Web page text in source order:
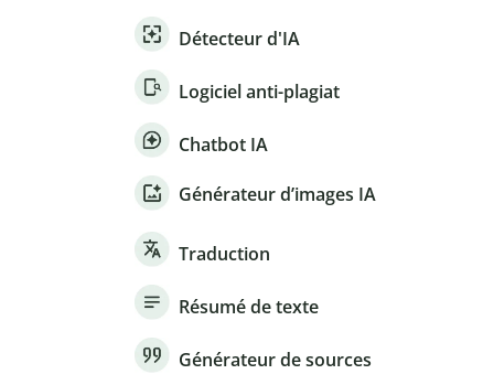
Détecteur d'IA
Logiciel anti-plagiat
Chatbot IA
Générateur d’images IA
Traduction
Résumé de texte
Générateur de sources